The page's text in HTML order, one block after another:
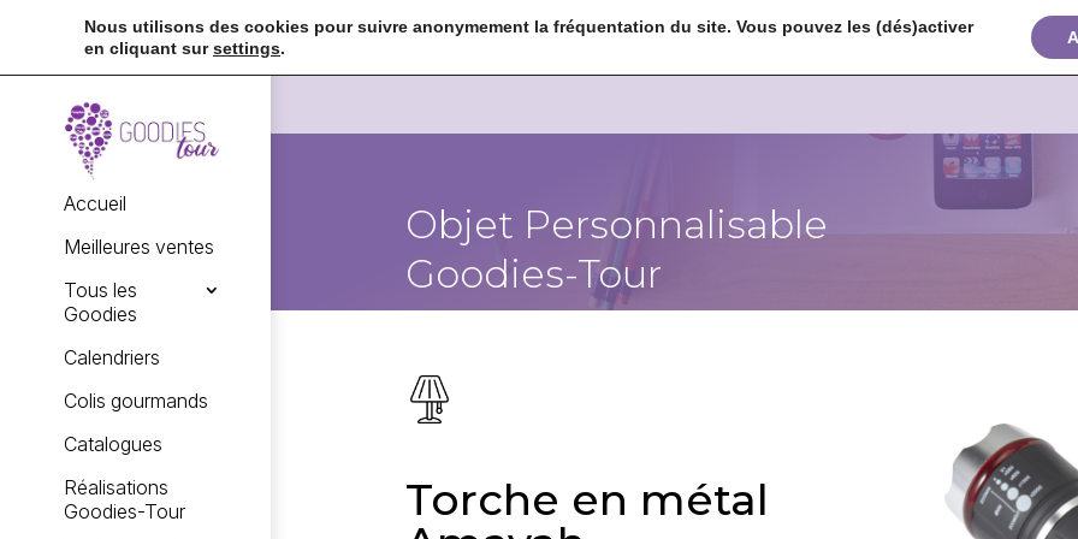
 
Accueil
Meilleures ventes
Tous les
Goodies
Calendriers
Colis gourmands
Catalogues
Réalisations
Goodies-Tour
Objet Personnalisable
Goodies-Tour
Torche en métal
Nous utilisons des cookies pour suivre anonymement la fréquentation du site. Vous pouvez les (dés)activer
en cliquant sursettings.